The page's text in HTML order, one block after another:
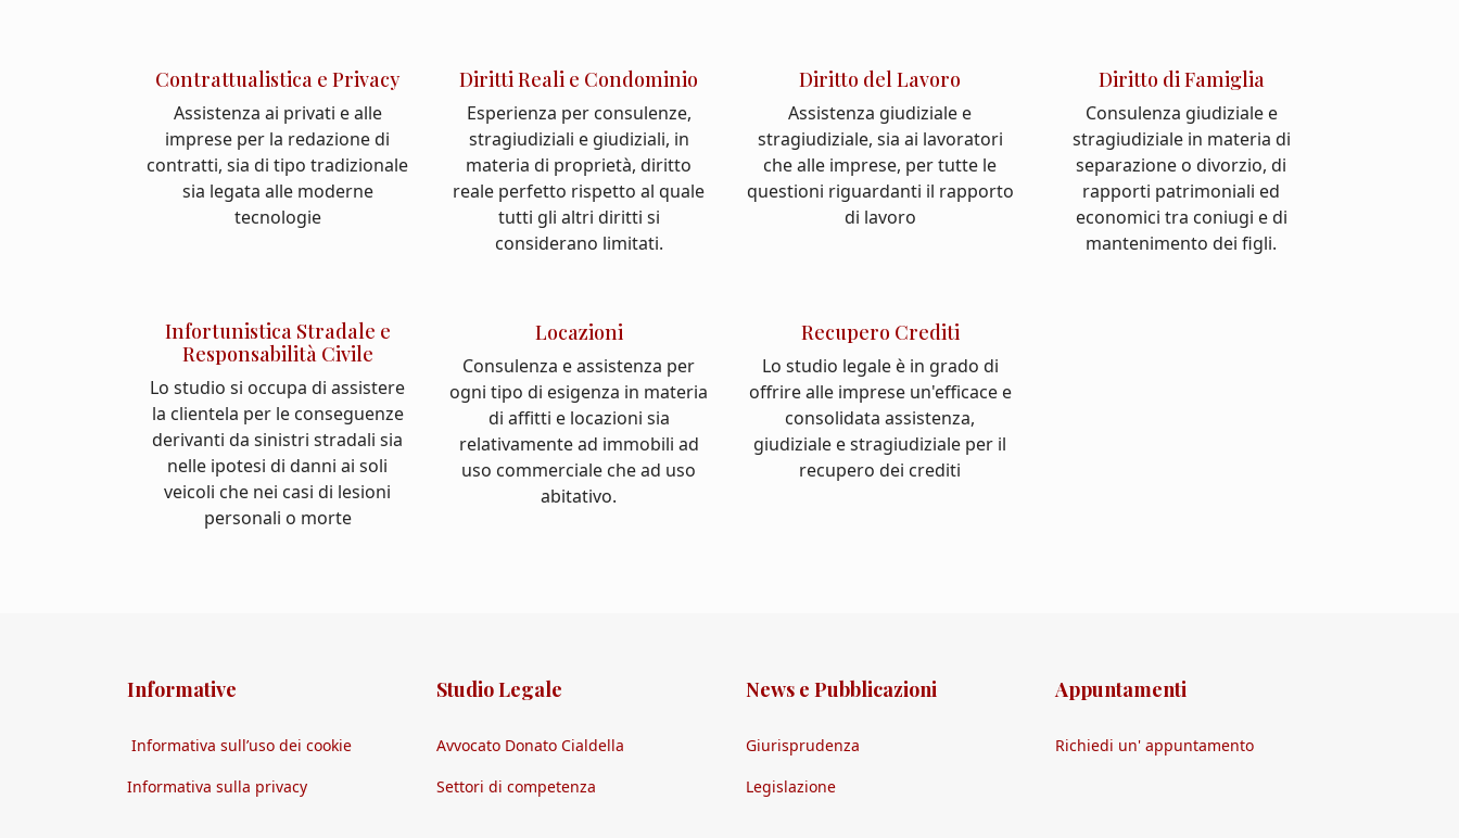
Contrattualistica e Privacy
Assistenza ai privati e alle
imprese per la redazione di
contratti, sia di tipo tradizionale
sia legata alle moderne
tecnologie
Diritti Reali e Condominio
Esperienza per consulenze,
stragiudiziali e giudiziali, in
materia di proprietà, diritto
reale perfetto rispetto al quale
tutti gli altri diritti si
considerano limitati.
Diritto del Lavoro
Assistenza giudiziale e
stragiudiziale, sia ai lavoratori
che alle imprese, per tutte le
questioni riguardanti il rapporto
di lavoro
Diritto di Famiglia
Consulenza giudiziale e
stragiudiziale in materia di
separazione o divorzio, di
rapporti patrimoniali ed
economici tra coniugi e di
mantenimento dei figli.
Infortunistica Stradale e
Responsabilità Civile
Lo studio si occupa di assistere
la clientela per le conseguenze
derivanti da sinistri stradali sia
nelle ipotesi di danni ai soli
veicoli che nei casi di lesioni
personali o morte
Locazioni
Consulenza e assistenza per
ogni tipo di esigenza in materia
di affitti e locazioni sia
relativamente ad immobili ad
uso commerciale che ad uso
abitativo.
Recupero Crediti
Lo studio legale è in grado di
offrire alle imprese un'efficace e
consolidata assistenza,
giudiziale e stragiudiziale per il
recupero dei crediti
Informative
Informativa sull’uso dei cookie
Informativa sulla privacy
Studio Legale
Avvocato Donato Cialdella
Settori di competenza
News e Pubblicazioni
Giurisprudenza
Legislazione
Appuntamenti
Richiedi un' appuntamento